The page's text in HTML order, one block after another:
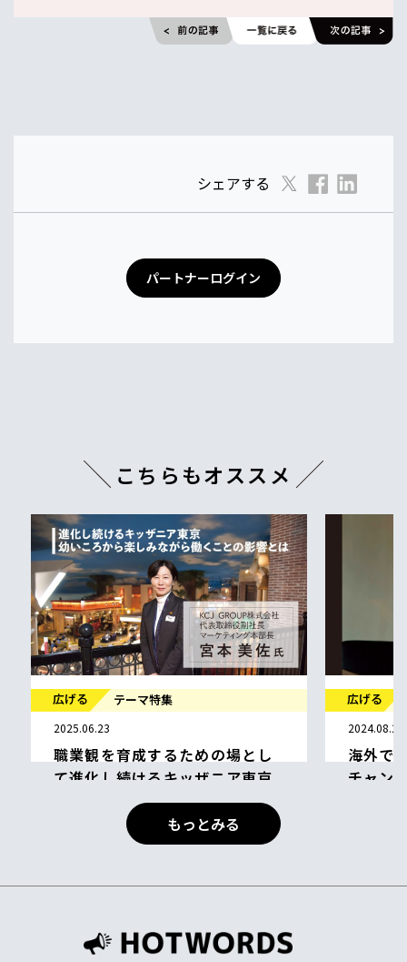
シェアする
パートナーログイン
こちらもオススメ
広げる キャリアリーダー
2024.08.29
海外での紆余曲折を経て掴んだ
チャンス 音楽家コトリンゴ
コトリンゴ 音楽家
グローバル
AI
もっとみる